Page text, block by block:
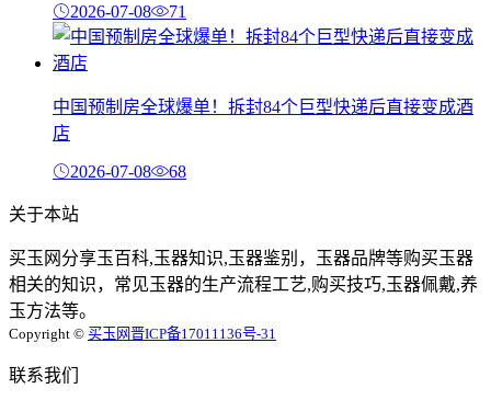
2026-07-08 71
中国预制房全球爆单！拆封84个巨型快递后直接变成酒
店
2026-07-08 68
关于本站
买玉网分享玉百科,玉器知识,玉器鉴别，玉器品牌等购买玉器
相关的知识，常见玉器的生产流程工艺,购买技巧,玉器佩戴,养
玉方法等。
Copyright © 买玉网晋ICP备17011136号-31
联系我们